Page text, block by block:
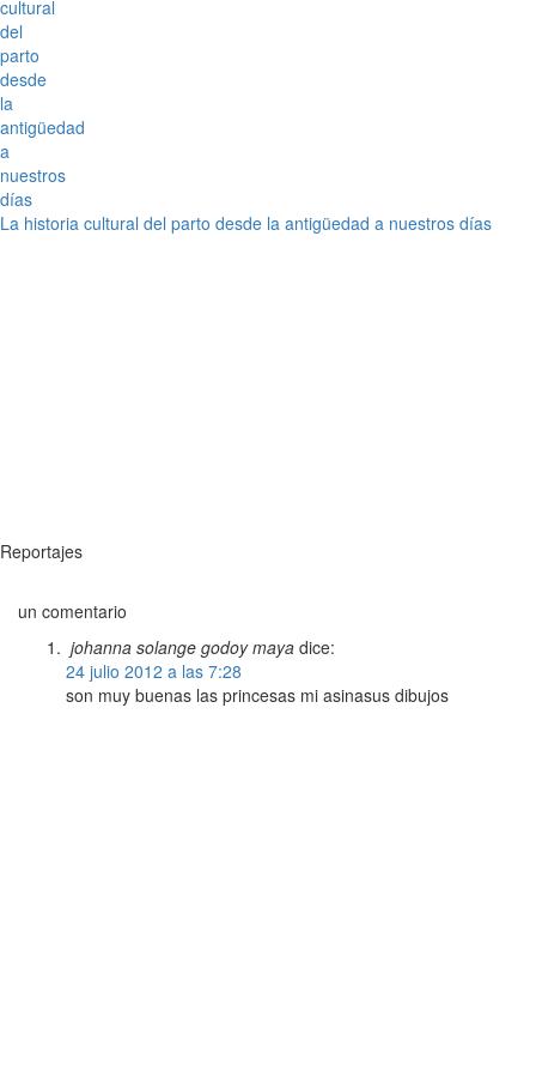
La historia cultural del parto desde la antigüedad a nuestros días
Reportajes
un comentario
johanna solange godoy maya dice:
24 julio 2012 a las 7:28
son muy buenas las princesas mi asinasus dibujos